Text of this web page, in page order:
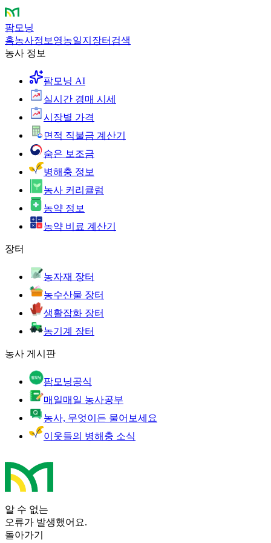
팜모닝
홈농사정보 영농일지 장터 검색
농사 정보
팜모닝 AI
실시간 경매 시세
시장별 가격
면적 직불금 계산기
숨은 보조금
병해충 정보
농사 커리큘럼
농약 정보
농약 비료 계산기
장터
농자재 장터
농수산물 장터
생활잡화 장터
농기계 장터
농사 게시판
팜모닝공식
매일매일 농사공부
농사, 무엇이든 물어보세요
이웃들의 병해충 소식
알 수 없는
오류가 발생했어요.
돌아가기